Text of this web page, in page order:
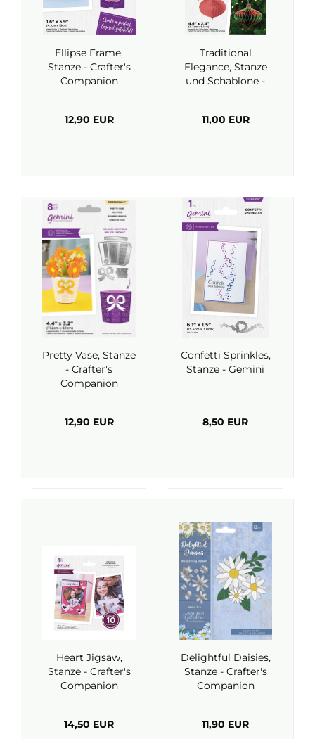
Ellipse Frame,
Stanze - Crafter's
Companion
12,90 EUR
Traditional
Elegance, Stanze
und Schablone -
11,00 EUR
Pretty Vase, Stanze
- Crafter's
Companion
12,90 EUR
Confetti Sprinkles,
Stanze - Gemini
8,50 EUR
Heart Jigsaw,
Stanze - Crafter's
Companion
14,50 EUR
Delightful Daisies,
Stanze - Crafter's
Companion
11,90 EUR